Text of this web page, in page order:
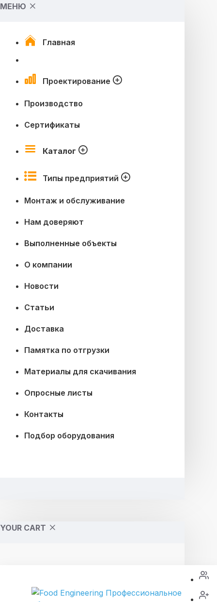
МЕНЮ
Главная
Проектирование
Производство
Сертификаты
Каталог
Типы предприятий
Монтаж и обслуживание
Нам доверяют
Выполненные объекты
О компании
Новости
Статьи
Доставка
Памятка по отгрузки
Материалы для скачивания
Опросные листы
Контакты
Подбор оборудования
YOUR CART